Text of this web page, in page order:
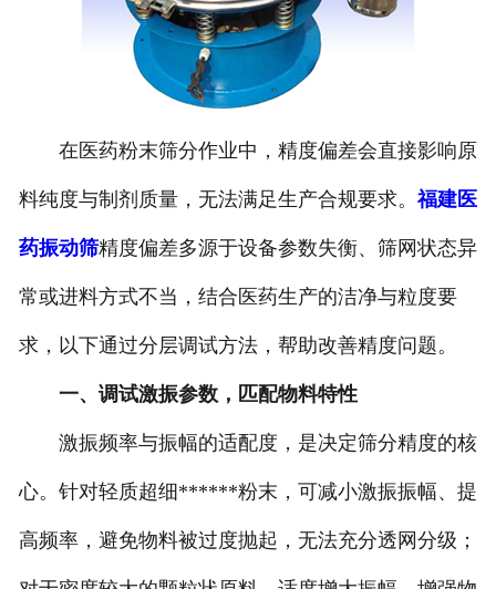
联系我们
在医药粉末筛分作业中，精度偏差会直接影响原
料纯度与制剂质量，无法满足生产合规要求。 福建医
药振动筛精度偏差多源于设备参数失衡、筛网状态异
常或进料方式不当，结合医药生产的洁净与粒度要
求，以下通过分层调试方法，帮助改善精度问题。
一、调试激振参数，匹配物料特性
激振频率与振幅的适配度，是决定筛分精度的核
心。针对轻质超细******粉末，可减小激振振幅、提
高频率，避免物料被过度抛起，无法充分透网分级；